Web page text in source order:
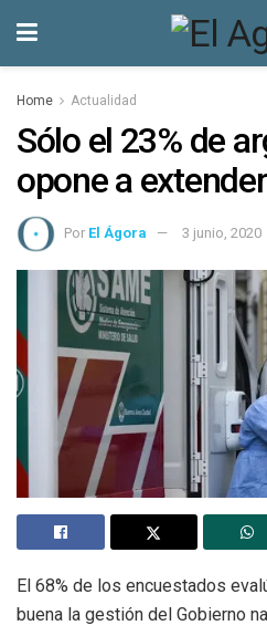
Home Actualidad
Sólo el 23% de
opone a
Por El Ágora 3 junio, 2020
El 68% de los encuestados
buena la gestión del Gobierno